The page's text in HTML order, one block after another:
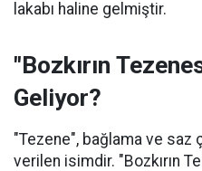
lakabı haline gelmiştir.
"Bozkırın
Geliyor?
"Tezene", bağlama ve saz
verilen isimdir. "Bozkırın